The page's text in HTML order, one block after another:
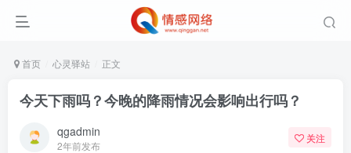
首页 心灵驿站 正文
今天下雨吗？今晚的降雨情况会影响出行吗？
qgadmin
2年前发布
关注